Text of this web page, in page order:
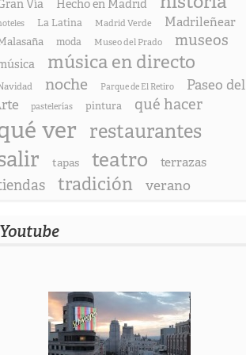
Vía Hecho en Madrid
La Latina Madrid Verde Madrileñear
moda Museo del Prado museos
música en directo
noche Parque de El Retiro
Paseo del
pastelerías pintura qué hacer
ver restaurantes
tapas teatro terrazas
tradición verano
Youtube